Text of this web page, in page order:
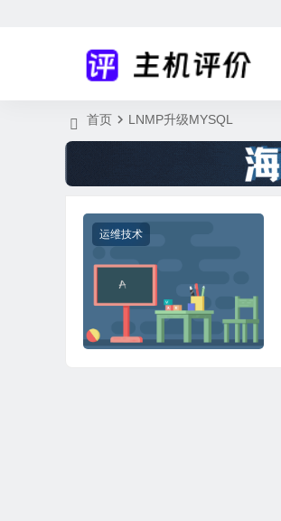
首页 LNMP升级MYSQL
运维技术